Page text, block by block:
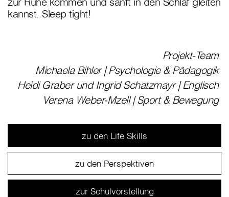
kannst. Sleep tight!
Projekt-Team
Michaela Bihler | Psychologie & Pädagogik
Heidi Graber und Ingrid Schatzmayr | Englisch
Verena Weber-Mzell | Sport & Bewegung
zu den Life Skills
zu den Perspektiven
zur Schulvorstellung